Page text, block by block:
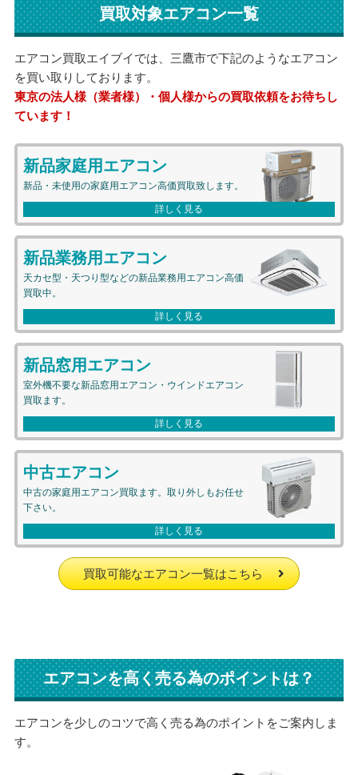
買取対象エアコン一覧
エアコン買取エイブイでは、三鷹市で下記のようなエアコン
を買い取りしております。
東京の法人様（業者様）・個人様からの買取依頼をお待ちし
ています！
新品家庭用エアコン
新品・未使用の家庭用エアコン高価買取致します。
新品業務用エアコン
天カセ型・天つり型などの新品業務用エアコン高価
買取中。
新品窓用エアコン
室外機不要な新品窓用エアコン・ウインドエアコン
買取ます。
中古エアコン
中古の家庭用エアコン買取ます。取り外しもお任せ
下さい。
買取可能なエアコン一覧はこちら
エアコンを高く売る為のポイントは？
エアコンを少しのコツで高く売る為のポイントをご案内しま
す。